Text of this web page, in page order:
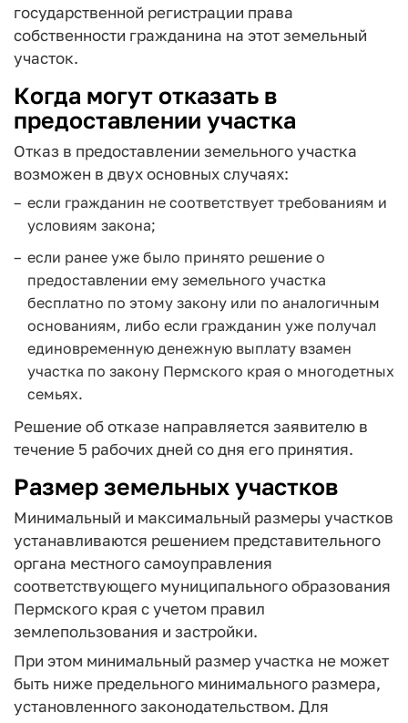
государственной регистрации права
собственности гражданина на этот земельный
участок.
Когда могут отказать в
предоставлении участка
Отказ в предоставлении земельного участка
возможен в двух основных случаях:
если гражданин не соответствует требованиям и
условиям закона;
если ранее уже было принято решение о
предоставлении ему земельного участка
бесплатно по этому закону или по аналогичным
основаниям, либо если гражданин уже получал
единовременную денежную выплату взамен
участка по закону Пермского края о многодетных
семьях.
Решение об отказе направляется заявителю в
течение 5 рабочих дней со дня его принятия.
Размер земельных участков
Минимальный и максимальный размеры участков
устанавливаются решением представительного
органа местного самоуправления
соответствующего муниципального образования
Пермского края с учетом правил
землепользования и застройки.
При этом минимальный размер участка не может
быть ниже предельного минимального размера,
установленного законодательством. Для